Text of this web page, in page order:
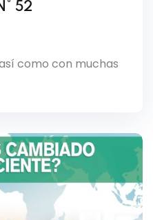
52
como con muchas